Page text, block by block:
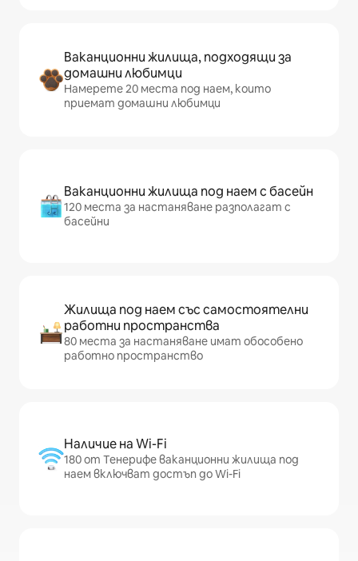
Ваканционни жилища, подходящи за
домашни любимци
Намерете 20 места под наем, които
приемат домашни любимци
Ваканционни жилища под наем с басейн
120 места за настаняване разполагат с
басейни
Жилища под наем със самостоятелни
работни пространства
80 места за настаняване имат обособено
работно пространство
Наличие на Wi-Fi
180 от Тенерифе ваканционни жилища под
наем включват достъп до Wi-Fi